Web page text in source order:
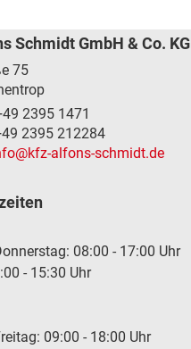
Schmidt GmbH & Co. KG
75
2395 1471
2395 212284
alfons-schmidt.de
08:00 - 17:00 Uhr
- 15:30 Uhr
09:00 - 18:00 Uhr